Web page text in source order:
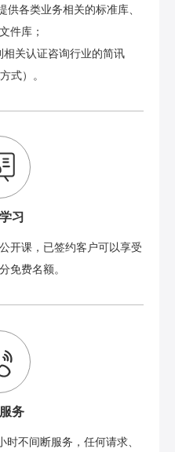
供各类业务相关的标准库、
件库；
关认证咨询行业的简讯
式）。
习
开课，已签约客户可以享受
免费名额。
务
不间断服务，任何请求、